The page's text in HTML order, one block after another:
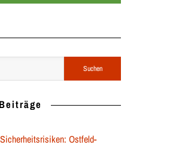
Suchen
nach:
Ostfeld-